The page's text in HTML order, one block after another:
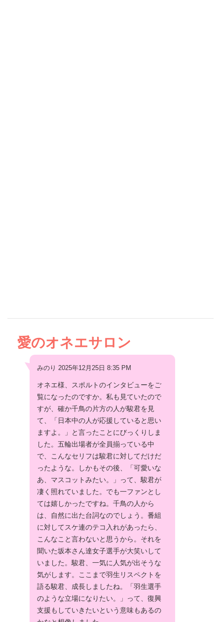
愛のオネエサロン
みのり 2025年12月25日 8:35 PM
オネエ様、スポルトのインタビューをご
覧になったのですか。私も見ていたので
すが、確か千鳥の片方の人が駿君を見
て、「日本中の人が応援していると思い
ますよ。」と言ったことにびっくりしま
した。五輪出場者が全員揃っている中
で、こんなセリフは駿君に対してだけだ
ったような。しかもその後、「可愛いな
あ、マスコットみたい。」って、駿君が
凄く照れていました。でも一ファンとし
ては嬉しかったですね。千鳥の人から
は、自然に出た台詞なのでしょう。番組
に対してスケ連のテコ入れがあったら、
こんなこと言わないと思うから。それを
聞いた坂本さん達女子選手が大笑いして
いました。駿君、一気に人気が出そうな
気がします。ここまで羽生リスペクトを
語る駿君、成長しましたね。「羽生選手
のような立場になりたい。」って、復興
支援もしていきたいという意味もあるの